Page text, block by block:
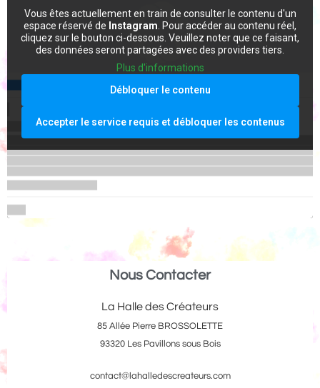
Vous êtes actuellement en train de consulter le contenu d'un
espace réservé de Instagram . Pour accéder au contenu réel,
cliquez sur le bouton ci-dessous. Veuillez noter que ce faisant,
des données seront partagées avec des providers tiers.
Plus d'informations
Débloquer le contenu
Accepter le service requis et débloquer les contenus
Nous Contacter
La Halle des Créateurs
85 Allée Pierre BROSSOLETTE
93320 Les Pavillons sous Bois
contact@lahalledescreateurs.com